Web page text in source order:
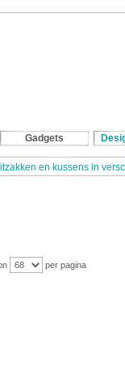
Gadgets
en kussens in
per pagina